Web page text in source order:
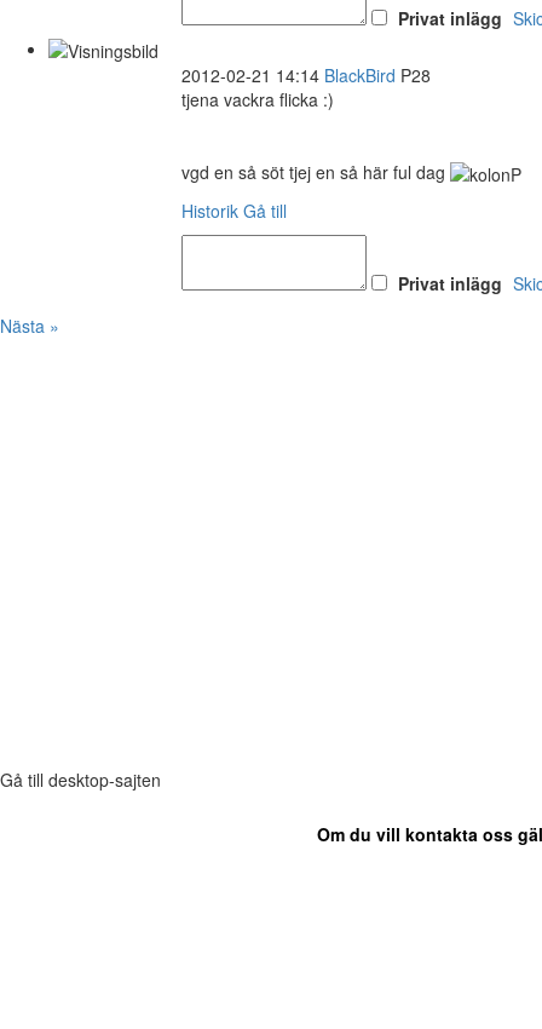
Privat inlägg
2012-02-21 14:14 BlackBird P28
tjena vackra flicka :)
vgd en så söt tjej en så här ful dag
Historik Gå till
Privat inlägg
Nästa »
Gå till desktop-sajten
Om du vill kontakta oss